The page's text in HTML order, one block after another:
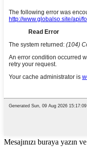
Mesajınızı buraya yazın